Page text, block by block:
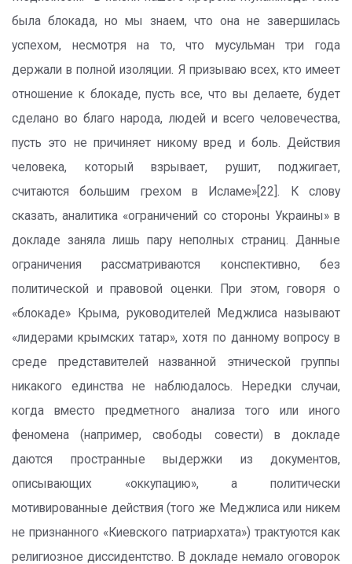
была блокада, но мы знаем, что она не завершилась
успехом, несмотря на то, что мусульман три года
держали в полной изоляции. Я призываю всех, кто имеет
отношение к блокаде, пусть все, что вы делаете, будет
сделано во благо народа, людей и всего человечества,
пусть это не причиняет никому вред и боль. Действия
человека, который взрывает, рушит, поджигает,
считаются большим грехом в Исламе»[22]. К слову
сказать, аналитика «ограничений со стороны Украины» в
докладе заняла лишь пару неполных страниц. Данные
ограничения рассматриваются конспективно, без
политической и правовой оценки. При этом, говоря о
«блокаде» Крыма, руководителей Меджлиса называют
«лидерами крымских татар», хотя по данному вопросу в
среде представителей названной этнической группы
никакого единства не наблюдалось. Нередки случаи,
когда вместо предметного анализа того или иного
феномена (например, свободы совести) в докладе
даются пространные выдержки из документов,
описывающих «оккупацию», а политически
мотивированные действия (того же Меджлиса или никем
не признанного «Киевского патриархата») трактуются как
религиозное диссидентство. В докладе немало оговорок